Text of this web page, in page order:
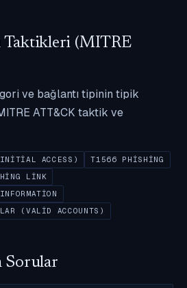
Taktikleri (MITRE
ve bağlantı tipinin tipik
ATT&CK taktik ve
ACCESS)
T1566 PHISHING
LINK
(VALID ACCOUNTS)
Sorular